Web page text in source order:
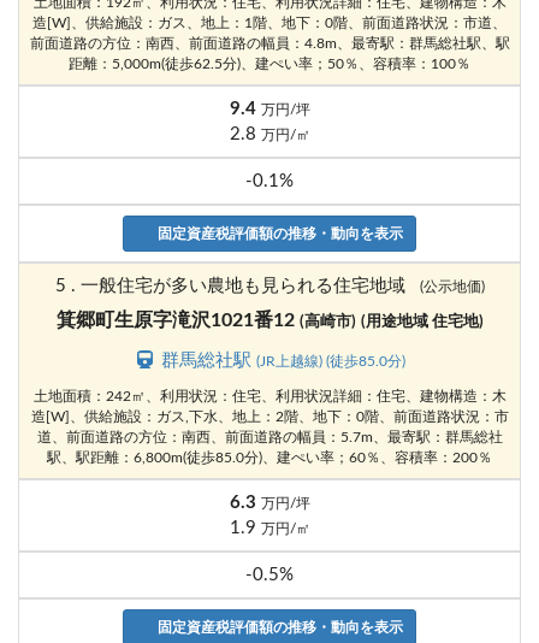
造[W]、供給施設：ガス、地上：1階、地下：0階、前面道路状況：市道、
前面道路の方位：南西、前面道路の幅員：4.8m、最寄駅：群馬総社駅、駅
距離：5,000m(徒歩62.5分)、建ぺい率；50％、容積率：100％
9.4 万円/坪
2.8 万円/㎡
-0.1%
固定資産税評価額の推移・動向を表示
5 . 一般住宅が多い農地も見られる住宅地域 (公示地価)
箕郷町生原字滝沢1021番12 (高崎市) (用途地域 住宅地)
群馬総社駅(JR上越線) (徒歩85.0分)
土地面積：242㎡、利用状況：住宅、利用状況詳細：住宅、建物構造：木
造[W]、供給施設：ガス,下水、地上：2階、地下：0階、前面道路状況：市
道、前面道路の方位：南西、前面道路の幅員：5.7m、最寄駅：群馬総社
駅、駅距離：6,800m(徒歩85.0分)、建ぺい率；60％、容積率：200％
6.3 万円/坪
1.9 万円/㎡
-0.5%
固定資産税評価額の推移・動向を表示